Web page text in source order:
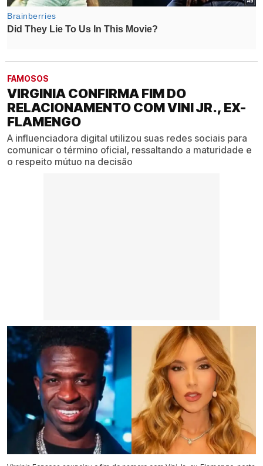
FAMOSOS
VIRGINIA CONFIRMA FIM DO
RELACIONAMENTO COM VINI JR., EX-
FLAMENGO
A influenciadora digital utilizou suas redes sociais para
comunicar o término oficial, ressaltando a maturidade e
o respeito mútuo na decisão